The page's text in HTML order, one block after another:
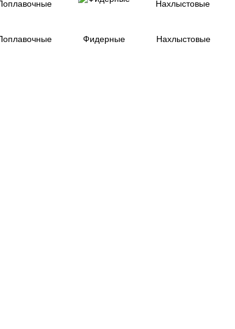
Фидерные Нахлыстовые